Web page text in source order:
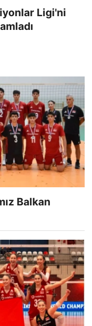
Ligi'ni
Balkan